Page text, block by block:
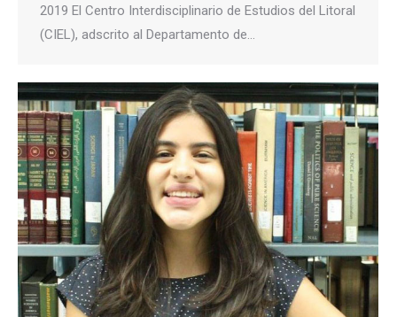
2019 El Centro Interdisciplinario de Estudios del Litoral
(CIEL), adscrito al Departamento de…